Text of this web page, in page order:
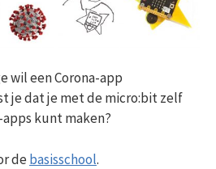
wil een Corona-app
je dat je met de micro:bit zelf
kunt maken?
debasisschool.